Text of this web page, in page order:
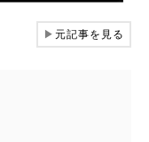
▶元記事を見る